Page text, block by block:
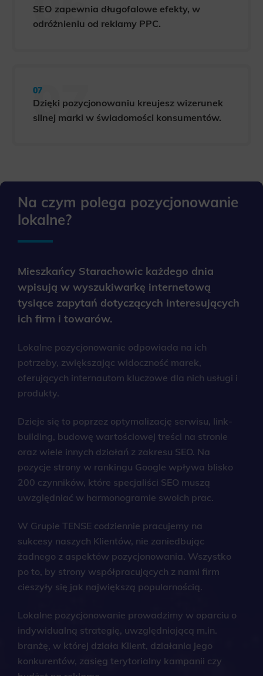
SEO zapewnia długofalowe efekty, w
odróżnieniu od reklamy PPC.
Dzięki pozycjonowaniu kreujesz wizerunek
silnej marki w świadomości konsumentów.
Na czym polega pozycjonowanie
lokalne?
Mieszkańcy Starachowic każdego dnia
wpisują w wyszukiwarkę internetową
tysiące zapytań dotyczących interesujących
ich firm i towarów.
Lokalne pozycjonowanie odpowiada na ich
potrzeby, zwiększając widoczność marek,
oferujących internautom kluczowe dla nich usługi i
produkty.
Dzieje się to poprzez optymalizację serwisu, link-
building, budowę wartościowej treści na stronie
oraz wiele innych działań z zakresu SEO. Na
pozycje strony w rankingu Google wpływa blisko
200 czynników, które specjaliści SEO muszą
uwzględniać w harmonogramie swoich prac.
W Grupie TENSE codziennie pracujemy na
sukcesy naszych Klientów, nie zaniedbując
żadnego z aspektów pozycjonowania. Wszystko
po to, by strony współpracujących z nami firm
cieszyły się jak największą popularnością.
Lokalne pozycjonowanie prowadzimy w oparciu o
indywidualną strategię, uwzględniającą m.in.
branżę, w której działa Klient, działania jego
konkurentów, zasięg terytorialny kampanii czy